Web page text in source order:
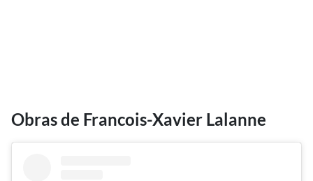
Obras de Francois-Xavier Lalanne